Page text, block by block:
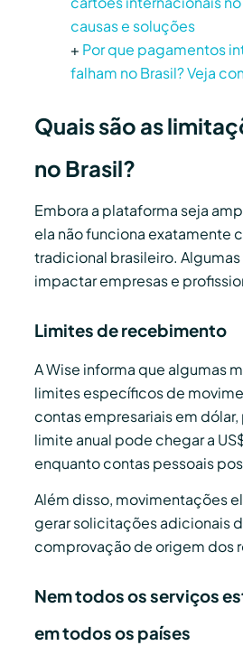
causas e soluções
+ Por que pagamentos
falham no Brasil? Veja
Quais são as
no Brasil?
Embora a plataforma seja
ela não funciona exatamente
tradicional brasileiro.
impactar empresas e
Limites de recebimento
A Wise informa que algumas
limites específicos de
contas empresariais em
limite anual pode chegar a
enquanto contas pessoais
Além disso, movimentações
gerar solicitações adicionais
comprovação de origem dos
Nem todos os serviços
em todos os países